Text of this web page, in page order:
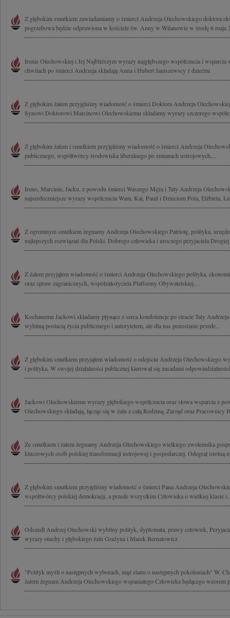
Z głębokim smutkiem zawiadamiamy o śmierci Andrzeja Olechowskiego doktora
pogrzebowa będzie odprawiona w kościele św. Anny w Wilanowie w środę 6 maja
Irenie Olechowskiej i Jej Najbliższym wyrazy najgłębszego współczucia i
chwilach po śmierci Andrzeja składają Anna i Hubert Janiszewscy z dziećmi
Z głębokim żalem przyjęliśmy wiadomość o śmierci Doktora Andrzeja
Synowi Doktorowi Marcinowi Olechowskiemu składamy wyrazy szczerego
Z głębokim żalem i smutkiem przyjęliśmy wiadomość o śmierci Andrzeja
publicznego, współtwórcy środowiska liberalnego po zmianach ustrojowych,...
Ireno, Marcinie, Jacku, z powodu śmierci Waszego Męża i Taty Andrzeja
najserdeczniejsze wyrazy współczucia Wam, Kai, Pauli i Dzieciom Pola, Elżbieta,
Z ogromnym smutkiem żegnamy Andrzeja Olechowskiego Patriotę, polityka,
najlepszych rozwiązań dla Polski. Dobrego człowieka i uroczego przyjaciela
Z żalem przyjąłem wiadomość o śmierci Andrzeja Olechowskiego polityka,
oraz spraw zagranicznych, współzałożyciela Platformy Obywatelskiej....
Kochanemu Jackowi składamy płynące z serca kondolencje po stracie Taty
wybitną postacią życia publicznego i autorytetem, ale dla nas pozostanie przede...
Z głębokim smutkiem przyjąłem wiadomość o odejściu Andrzeja Olechowskiego
i polityka. W swojej działalności publicznej kierował się zasadami
Jackowi Olechowskiemu wyrazy głębokiego współczucia oraz słowa wsparcia z
Olechowskiego składają, łącząc się w żalu z całą Rodziną, Zarząd oraz Pracownicy
Ze smutkiem i żalem żegnamy Andrzeja Olechowskiego wielkiego zwolennika
kluczowych osób polskiej transformacji ustrojowej i gospodarczej. Odegrał istotną
Z głębokim smutkiem przyjęliśmy wiadomość o śmierci Pana Andrzeja
współtwórcy polskiej demokracji, a przede wszystkim Człowieka o wielkiej klasie
Odszedł Andrzej Olechowski wybitny polityk, dyplomata, prawy człowiek,
wyrazy otuchy i głębokiego żalu Grażyna i Marek Bernatowicz
"Polityk myśli o następnych wyborach, mąż stanu o następnych pokoleniach" W.
żalem żegnam Andrzeja Olechowskiego wspaniałego Człowieka będącego wzorem